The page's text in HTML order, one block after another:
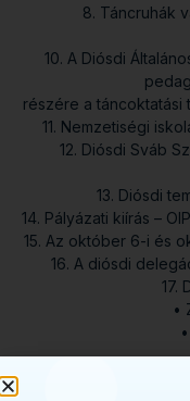
8. Táncruhák
10. A Diósdi
részére a táncoktatási
11. Nemzetiségi
12. Diósdi Sváb
13. Diósdi
14. Pályázati kiírás –
15. Az október 6-i és
16. A diósdi
17.
•